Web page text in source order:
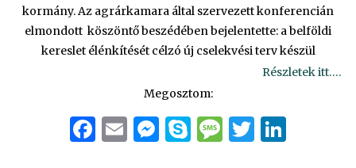
kormány. Az agrárkamara által szervezett konferencián
elmondott köszöntő beszédében bejelentette: a belföldi
kereslet élénkítését célzó új cselekvési terv készül
Részletek itt….
Megosztom:
Facebook
EmailMessenger
Skype
Message
Twitter